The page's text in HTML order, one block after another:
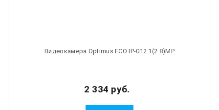
Видеокамера Optimus ECO IP-012.1(2.8)MP
2 334 руб.